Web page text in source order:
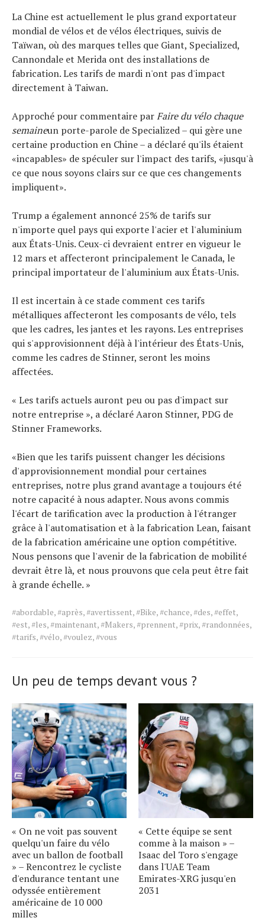
La Chine est actuellement le plus grand exportateur
mondial de vélos et de vélos électriques, suivis de
Taïwan, où des marques telles que Giant, Specialized,
Cannondale et Merida ont des installations de
fabrication. Les tarifs de mardi n'ont pas d'impact
directement à Taiwan.
Approché pour commentaire parFaire du vélo chaque
semaineun porte-parole de Specialized – qui gère une
certaine production en Chine – a déclaré qu'ils étaient
«incapables» de spéculer sur l'impact des tarifs, «jusqu'à
ce que nous soyons clairs sur ce que ces changements
impliquent».
Trump a également annoncé 25% de tarifs sur
n'importe quel pays qui exporte l'acier et l'aluminium
aux États-Unis. Ceux-ci devraient entrer en vigueur le
12 mars et affecteront principalement le Canada, le
principal importateur de l'aluminium aux États-Unis.
Il est incertain à ce stade comment ces tarifs
métalliques affecteront les composants de vélo, tels
que les cadres, les jantes et les rayons. Les entreprises
qui s'approvisionnent déjà à l'intérieur des États-Unis,
comme les cadres de Stinner, seront les moins
affectées.
« Les tarifs actuels auront peu ou pas d'impact sur
notre entreprise », a déclaré Aaron Stinner, PDG de
Stinner Frameworks.
«Bien que les tarifs puissent changer les décisions
d'approvisionnement mondial pour certaines
entreprises, notre plus grand avantage a toujours été
notre capacité à nous adapter. Nous avons commis
l'écart de tarification avec la production à l'étranger
grâce à l'automatisation et à la fabrication Lean, faisant
de la fabrication américaine une option compétitive.
Nous pensons que l'avenir de la fabrication de mobilité
devrait être là, et nous prouvons que cela peut être fait
à grande échelle. »
Tags
for
the
#abordable,#après,#avertissent,#Bike,#chance,#des,#effet,
#est,#les,#maintenant,#Makers,#prennent,#prix,#randonnées,
#tarifs,#vélo,#voulez,#vous
Un peu de temps devant vous ?
« On ne voit pas souvent
quelqu'un faire du vélo
avec un ballon de football
» – Rencontrez le cycliste
d'endurance tentant une
odyssée entièrement
américaine de 10 000
milles
« Cette équipe se sent
comme à la maison » –
Isaac del Toro s'engage
dans l'UAE Team
Emirates-XRG jusqu'en
2031